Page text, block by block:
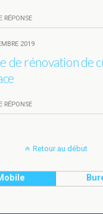
RÉPONSE
2019
de rénovation de
RÉPONSE
Retour au début